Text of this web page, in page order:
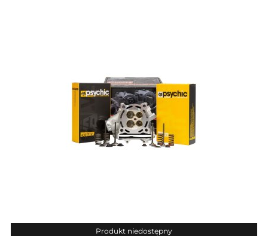
Produkt niedostępny